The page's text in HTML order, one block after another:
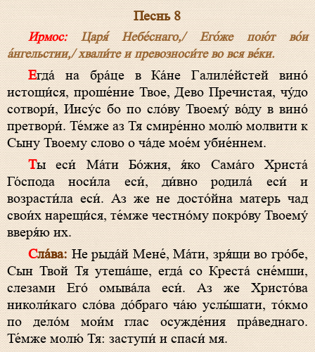
Песнь 8
Ирмос:Царя́ Небе́снаго,/ Его́же пою́т во́и
а́нгельстии,/ хвали́те и превозноси́те во вся ве́ки.
Егда́ на бра́це в Ка́не Галиле́йстей вино́
истощи́ся, проше́ние Твое, Дево Пречистая, чу́до
сотвори́, Иису́с бо по сло́ву Твоему́ во́ду в вино́
претвори́. Те́мже аз Тя смире́нно молю́ молвити к
Сыну Твоему слово о ча́де мое́м убие́ннем.
Ты еси́ Ма́ти Бо́жия, я́ко Сама́го Христа́
Го́спода носи́ла еси́, ди́вно родила́ еси́ и
возрасти́ла еси́. Аз же не досто́йна матерь чад
свои́х нарещи́ся, те́мже честно́му покро́ву Твоему́
вверя́ю их.
Сла́ва:Не рыда́й Мене́, Ма́ти, зря́щи во гро́бе,
Сын Твой Тя утеша́ше, егда́ со Креста́ сне́мши,
слезами Его́ омыва́ла еси́. Аз же Христо́ва
николи́каго сло́ва до́браго ча́ю услы́шати, то́кмо
по дело́м мои́м глас осужде́ния пра́веднаго.
Те́мже молю́ Тя: заступи́ и спаси́ мя.